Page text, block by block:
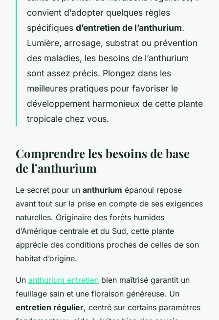
convient d’adopter quelques règles
spécifiques d’entretien de l’anthurium.
Lumière, arrosage, substrat ou prévention
des maladies, les besoins de l’anthurium
sont assez précis. Plongez dans les
meilleures pratiques pour favoriser le
développement harmonieux de cette plante
tropicale chez vous.
Comprendre les besoins de base
de l’anthurium
Le secret pour un anthurium épanoui repose
avant tout sur la prise en compte de ses exigences
naturelles. Originaire des forêts humides
d’Amérique centrale et du Sud, cette plante
apprécie des conditions proches de celles de son
habitat d’origine.
Un anthurium entretien bien maîtrisé garantit un
feuillage sain et une floraison généreuse. Un
entretien régulier, centré sur certains paramètres